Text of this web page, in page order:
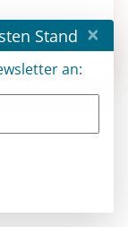
Stand ×
an: